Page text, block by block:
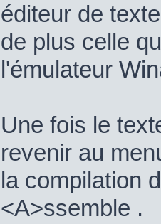
éditeur de
de plus celle
l'émulateur
Une fois le
revenir au
la compilation
<A>ssemble .